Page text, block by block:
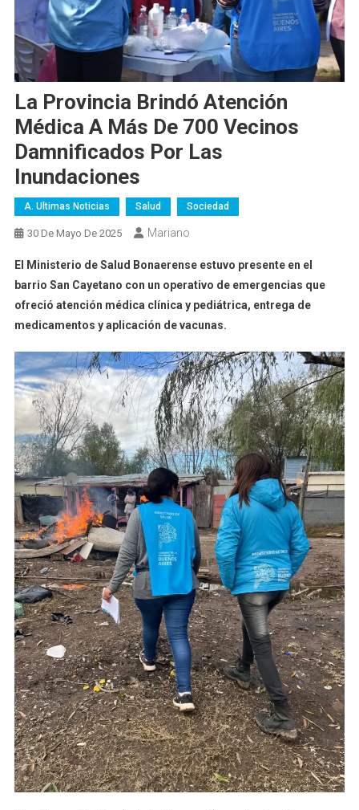
La Provincia Brindó Atención
Médica A Más De 700 Vecinos
Damnificados Por Las
Inundaciones
A. Ultimas Noticias Salud Sociedad
30 De Mayo De 2025 Mariano
El Ministerio de Salud Bonaerense estuvo presente en el
barrio San Cayetano con un operativo de emergencias que
ofreció atención médica clínica y pediátrica, entrega de
medicamentos y aplicación de vacunas.